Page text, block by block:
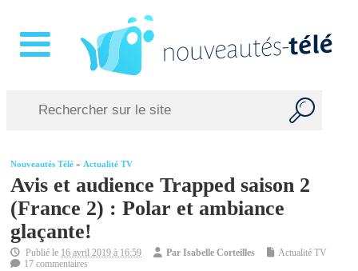
Nouveautés Télé »Actualité TV
Avis et audience Trapped saison 2
(France 2) : Polar et ambiance
glaçante!
Publié le 16 avril 2019 à 16:59 ParIsabelle Corteilles
Actualité TV
17 commentaires